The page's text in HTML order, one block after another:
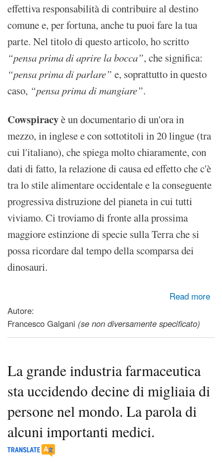
effettiva responsabilità di contribuire al destino
comune e, per fortuna, anche tu puoi fare la tua
parte. Nel titolo di questo articolo, ho scritto
“pensa prima di aprire la bocca”, che significa:
“pensa prima di parlare” e, soprattutto in questo
caso, “pensa prima di mangiare”.
Cowspiracyè un documentario di un'ora in
mezzo, in inglese e con sottotitoli in 20 lingue (tra
cui l'italiano), che spiega molto chiaramente, con
dati di fatto, la relazione di causa ed effetto che c'è
tra lo stile alimentare occidentale e la conseguente
progressiva distruzione del pianeta in cui tutti
viviamo. Ci troviamo di fronte alla prossima
maggiore estinzione di specie sulla Terra che si
possa ricordare dal tempo della scomparsa dei
dinosauri.
Read more
about Cowspiracy: per realizzare i tuoi desideri, i tuoi
Autore:
Francesco Galgani (se non diversamente specificato)
La grande industria farmaceutica
sta uccidendo decine di migliaia di
persone nel mondo. La parola di
alcuni importanti medici.